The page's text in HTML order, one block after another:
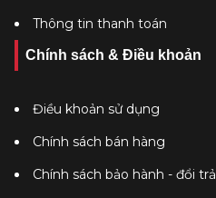
Thông tin thanh toán
Chính sách & Điều khoản
Điều khoản sử dụng
Chính sách bán hàng
Chính sách bảo hành - đổi trả